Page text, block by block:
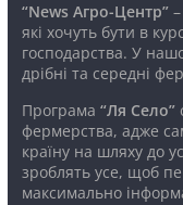
“News Агро-Центр”–
які хочуть бути в
господарства. У
дрібні та середні
Програма “Ля Село”
фермерства, адже
країну на шляху до
зроблять усе, щоб
максимально